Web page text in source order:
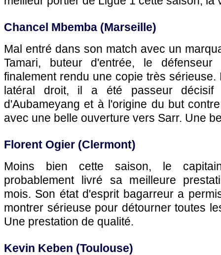
Chancel Mbemba (Marseille)
Mal entré dans son match avec un
Tamari, buteur d'entrée, le
finalement rendu une copie très
latéral droit, il a été passeur
d'Aubameyang et à l'origine du but
avec une belle ouverture vers Sarr. Une
Florent Ogier (Clermont)
Moins bien cette saison, le
probablement livré sa meilleure
mois. Son état d'esprit bagarreur a
montrer sérieuse pour détourner toutes
Une prestation de qualité.
Kevin Keben (Toulouse)